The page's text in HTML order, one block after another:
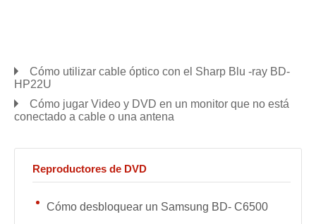
Cómo utilizar cable óptico con el Sharp Blu -ray BD-
HP22U
Cómo jugar Video y DVD en un monitor que no está
conectado a cable o una antena
Reproductores de DVD
Cómo desbloquear un Samsung BD- C6500